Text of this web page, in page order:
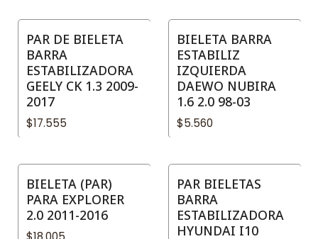
PAR DE BIELETA
BARRA
ESTABILIZADORA
GEELY CK 1.3 2009-
2017
$17.555
BIELETA BARRA
ESTABILIZ
IZQUIERDA
DAEWO NUBIRA
1.6 2.0 98-03
$5.560
BIELETA (PAR)
PARA EXPLORER
2.0 2011-2016
PAR BIELETAS
BARRA
ESTABILIZADORA
HYUNDAI I10